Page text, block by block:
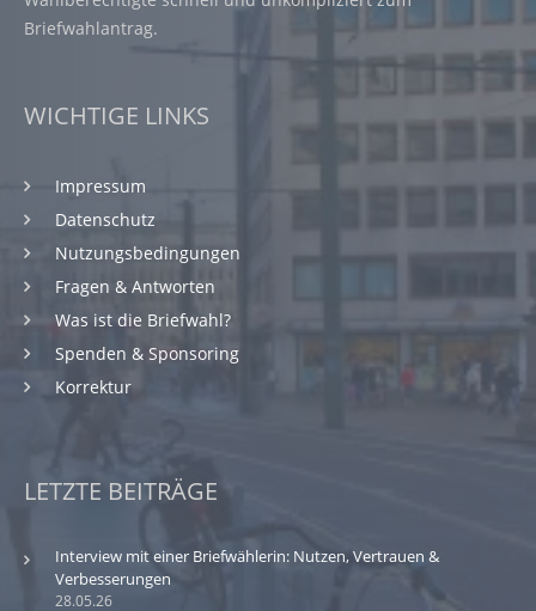
Briefwahlantrag.
WICHTIGE LINKS
Impressum
Datenschutz
Nutzungsbedingungen
Fragen & Antworten
Was ist die Briefwahl?
Spenden & Sponsoring
Korrektur
LETZTE BEITRÄGE
28.05.26
Interview mit einer Briefwählerin: Nutzen, Vertrauen &
Verbesserungen